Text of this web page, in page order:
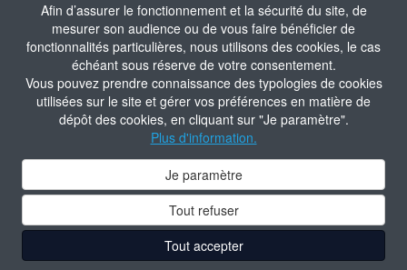
Afin d’assurer le fonctionnement et la sécurité du site, de
mesurer son audience ou de vous faire bénéficier de
fonctionnalités particulières, nous utilisons des cookies, le cas
échéant sous réserve de votre consentement.
Vous pouvez prendre connaissance des typologies de cookies
utilisées sur le site et gérer vos préférences en matière de
dépôt des cookies, en cliquant sur "Je paramètre".
Plus d'information.
Je paramètre
Tout refuser
Tout accepter